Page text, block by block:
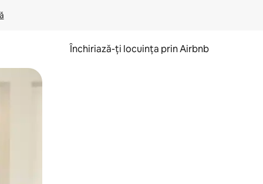
Închiriază-ți locuința prin Airbnb